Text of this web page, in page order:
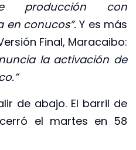
producción con
en conucos”. Y es más
Final, Maracaibo:
la activación de
de abajo. El barril de
el martes en 58